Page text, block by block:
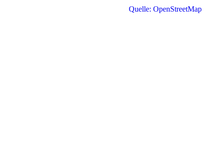
Quelle: OpenStreetMap